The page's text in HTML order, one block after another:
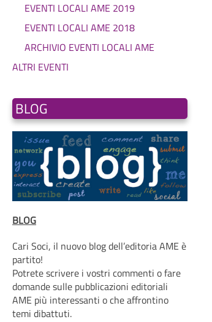
EVENTI LOCALI AME 2019
EVENTI LOCALI AME 2018
ARCHIVIO EVENTI LOCALI AME
ALTRI EVENTI
BLOG
BLOG
Cari Soci, il nuovo blog dell’editoria AME è
partito!
Potrete scrivere i vostri commenti o fare
domande sulle pubblicazioni editoriali
AME più interessanti o che affrontino
temi dibattuti.